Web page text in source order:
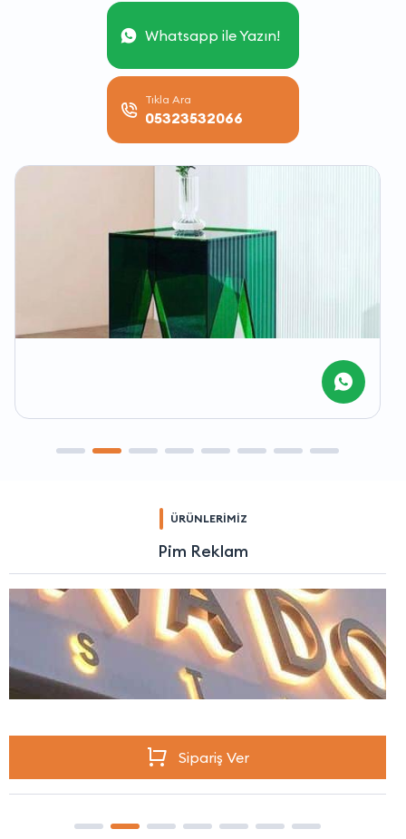
Whatsapp ile Yazın!
Tıkla Ara
05323532066
ÜRÜNLERİMİZ
Pim Reklam
Sipariş Ver